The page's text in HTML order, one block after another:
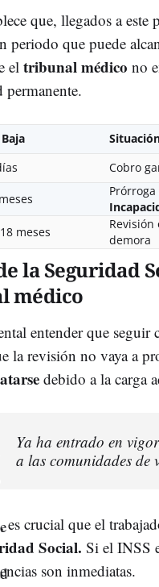
que, llegados a este
periodo que puede
el tribunal médico no
permanente.
Cobro
meses
demora
la Seguridad
médico
entender que
la revisión no vaya a
debido a la carga
Ya ha entrado en
a las comunidades de
crucial que el
Social. Si el INSS
son inmediatas.